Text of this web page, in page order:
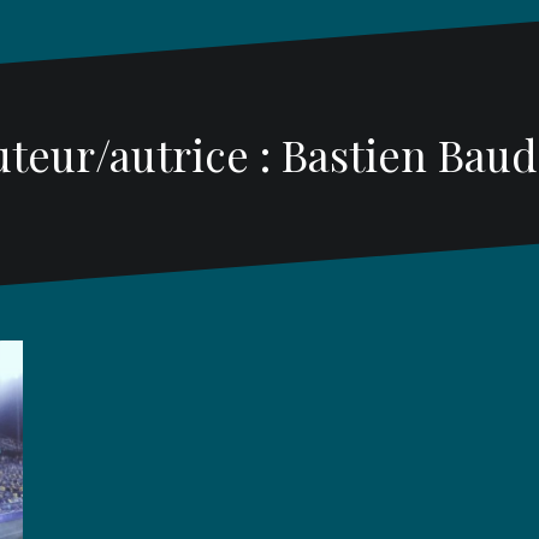
autrice : Bastien